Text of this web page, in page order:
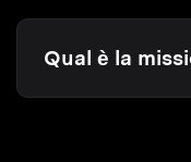
Qual è la